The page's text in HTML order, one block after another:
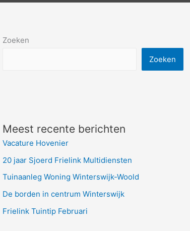
Zoeken
Zoeken
Meest recente berichten
Vacature Hovenier
20 jaar Sjoerd Frielink Multidiensten
Tuinaanleg Woning Winterswijk-Woold
De borden in centrum Winterswijk
Frielink Tuintip Februari